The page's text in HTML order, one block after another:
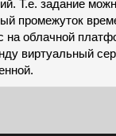
Т.е. задание
промежуток
облачной
виртуальный